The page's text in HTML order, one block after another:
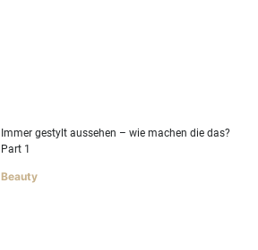
Immer gestylt aussehen – wie machen die das?
Part 1
Beauty